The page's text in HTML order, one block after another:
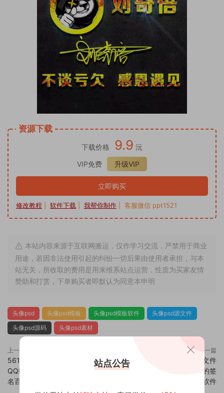
资源下载
下载价格 9.9 沅
VIP免费
升级VIP
立即购买
修改教程 软件下载 我帮你制作 | 客服微信 ppt1521
本站内容来源于互联网搬运，仅作学习交流，严禁用于商业
用途，若因非法使用引起的纠纷一切后果由使用者承担，与本
站无关，所收取的费用是用来维系站点运营，性质为买家友情
赞助和打赏，下单购买者即默认为同意本申明
头像psd 头像psd模板 头像psd模板软件
头像psd源文件
头像psd源码
头像psd素材
上一篇
561头像psd素材源码模板源文件
QQ微信抖音快手小红书很火的签
名百家姓氏头像制作教程软件
下一篇
563头像psd素材源码模板源文件
QQ微信抖音快手小红书很火的签
名百家姓氏头像制作教程软件
站点公告